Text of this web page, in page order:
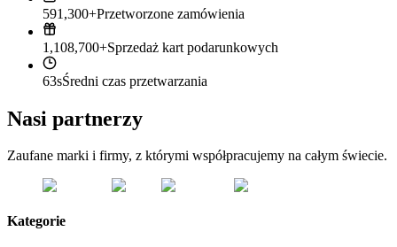
591,300+Przetworzone zamówienia
1,108,700+Sprzedaż kart podarunkowych
63sŚredni czas przetwarzania
Nasi partnerzy
Zaufane marki i firmy, z którymi współpracujemy na całym świecie.
Kategorie